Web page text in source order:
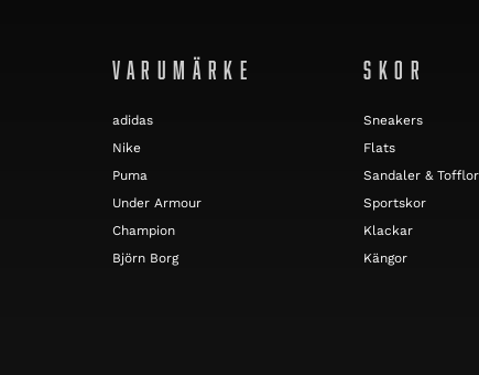
VARUMÄRKE
adidas
Nike
Puma
Under Armour
Champion
Björn Borg
SKOR
Sneakers
Flats
Sandaler & Tofflor
Sportskor
Klackar
Kängor